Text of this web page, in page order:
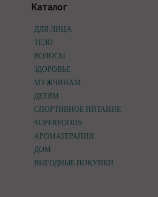
Каталог
ДЛЯ ЛИЦА
ТЕЛО
ВОЛОСЫ
ЗДОРОВЬЕ
МУЖЧИНАМ
ДЕТЯМ
СПОРТИВНОЕ ПИТАНИЕ
SUPERFOODS
АРОМАТЕРАПИЯ
ДОМ
ВЫГОДНЫЕ ПОКУПКИ